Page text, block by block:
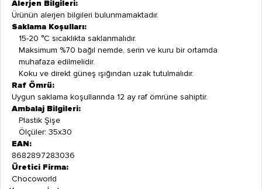
Alerjen Bilgileri:
Ürünün alerjen bilgileri bulunmamaktadır.
Saklama Koşulları:
15-20 °C sıcaklıkta saklanmalıdır.
Maksimum %70 bağıl nemde, serin ve kuru bir ortamda
muhafaza edilmelidir.
Koku ve direkt güneş ışığından uzak tutulmalıdır.
Raf Ömrü:
Uygun saklama koşullarında 12 ay raf ömrüne sahiptir.
Ambalaj Bilgileri:
Plastik Şişe
Ölçüler: 35x30
EAN:
8682897283036
Üretici Firma:
Chocoworld